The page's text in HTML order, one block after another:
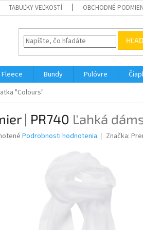
TABUĽKY VEĽKOSTÍ OBCHODNÉ
Fleece Bundy Pulóvre
"Colours"
| PR740 Ľahká
Podrobnosti hodnotenia Značka: